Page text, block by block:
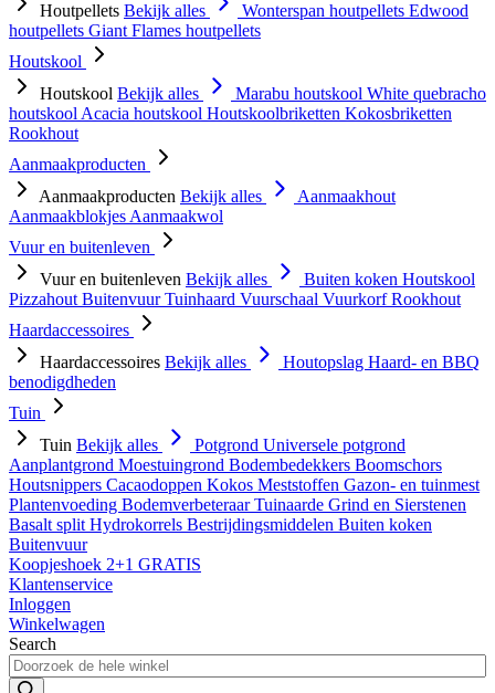
Houtpellets Bekijk alles Wonterspan houtpellets Edwood
houtpellets Giant Flames houtpellets
Houtskool
Houtskool Bekijk alles Marabu houtskool White quebracho
houtskool Acacia houtskool Houtskoolbriketten Kokosbriketten
Rookhout
Aanmaakproducten
Aanmaakproducten Bekijk alles
Aanmaakhout
Aanmaakblokjes Aanmaakwol
Vuur en buitenleven
Vuur en buitenleven Bekijk alles Buiten koken Houtskool
Pizzahout BuitenvuurTuinhaard Vuurschaal VuurkorfRookhout
Haardaccessoires
Haardaccessoires Bekijk alles Houtopslag Haard- en BBQ
benodigdheden
Tuin
Tuin Bekijk alles Potgrond Universele potgrond
Aanplantgrond Moestuingrond Bodembedekkers Boomschors
Houtsnippers Cacaodoppen Kokos Meststoffen Gazon- en tuinmest
Plantenvoeding BodemverbeteraarTuinaarde Grind en Sierstenen
Basalt split Hydrokorrels Bestrijdingsmiddelen Buiten koken
Buitenvuur
Koopjeshoek 2+1 GRATIS
Klantenservice
Inloggen
Winkelwagen
Search